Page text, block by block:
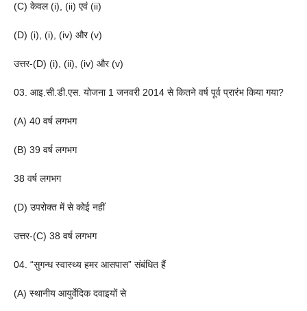
(C) केवल (i), (ii) एवं (ii)
(D) (i), (i), (iv) और (v)
उत्तर-(D) (i), (ii), (iv) और (v)
03. आइ.सी.डी.एस. योजना 1 जनवरी 2014 से कितने वर्ष पूर्व प्रारंभ किया गया?
(A) 40 वर्ष लगभग
(B) 39 वर्ष लगभग
38 वर्ष लगभग
(D) उपरोक्त में से कोई नहीं
उत्तर-(C) 38 वर्ष लगभग
04. “सुगन्ध स्वास्थ्य हमर आसपास” संबंधित हैं
(A) स्थानीय आयुर्वेदिक दवाइयों से